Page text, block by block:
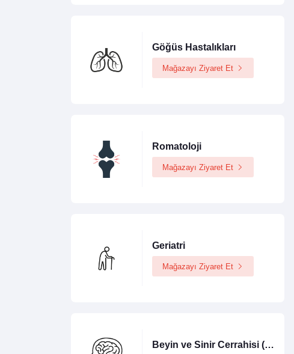
Göğüs Hastalıkları
Mağazayı Ziyaret Et
Romatoloji
Mağazayı Ziyaret Et
Geriatri
Mağazayı Ziyaret Et
Beyin ve Sinir Cerrahisi (Nöroloji)